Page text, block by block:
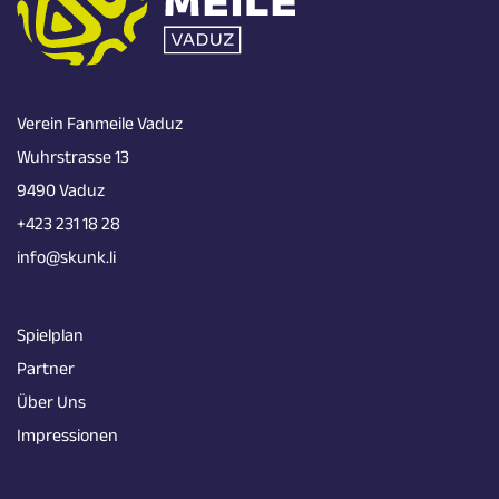
Verein Fanmeile Vaduz
Wuhrstrasse 13
9490 Vaduz
+423 231 18 28
info@skunk.li
Spielplan
Partner
Über Uns
Impressionen